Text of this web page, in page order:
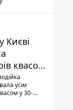
Києві
квасом
усім
у 30-